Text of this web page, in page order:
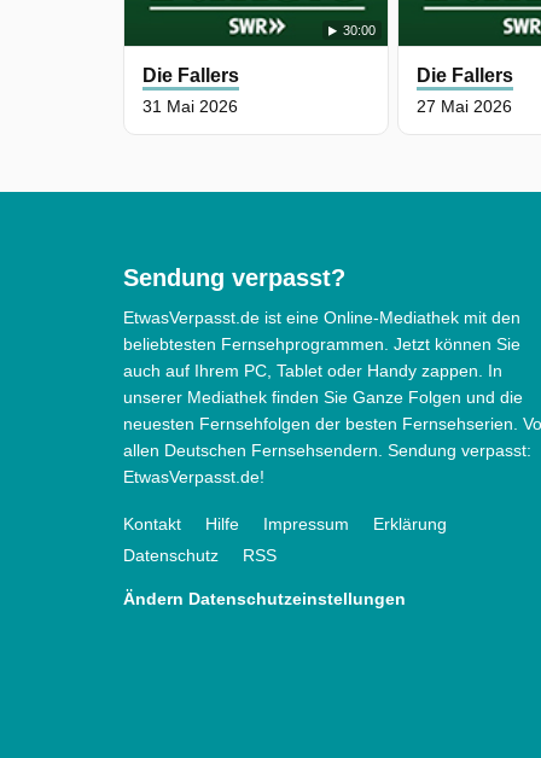
30:00
Die Fallers
31 Mai 2026
Die Fallers
27 Mai 2026
Sendung verpasst?
EtwasVerpasst.de ist eine Online-Mediathek mit den
beliebtesten Fernsehprogrammen. Jetzt können Sie
auch auf Ihrem PC, Tablet oder Handy zappen. In
unserer Mediathek finden Sie Ganze Folgen und die
neuesten Fernsehfolgen der besten Fernsehserien.
allen Deutschen Fernsehsendern. Sendung verpasst:
EtwasVerpasst.de!
Kontakt Hilfe Impressum
Erklärung
Datenschutz
RSS
Ändern Datenschutzeinstellungen